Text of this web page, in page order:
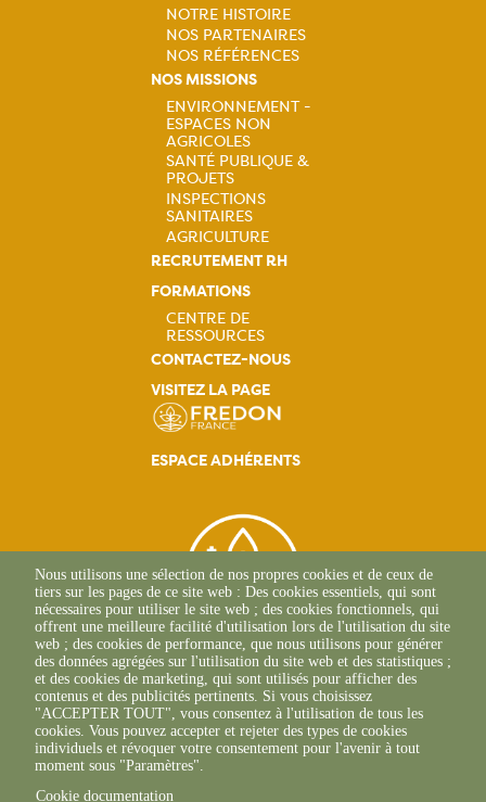
Navigation
principale
NOTRE HISTOIRE
NOS PARTENAIRES
NOS RÉFÉRENCES
NOS MISSIONS
Navigation
principale
ENVIRONNEMENT -
ESPACES NON
AGRICOLES
SANTÉ PUBLIQUE &
PROJETS
INSPECTIONS
SANITAIRES
AGRICULTURE
RECRUTEMENT RH
FORMATIONS
Navigation
principale
CENTRE DE
RESSOURCES
CONTACTEZ-NOUS
VISITEZ LA PAGE
ESPACE ADHÉRENTS
2, Esplanade Roland
Garros
51 100 REIMS
03.26.77.36.70
Nous utilisons une sélection de nos propres cookies et de ceux de
tiers sur les pages de ce site web : Des cookies essentiels, qui sont
nécessaires pour utiliser le site web ; des cookies fonctionnels, qui
offrent une meilleure facilité d'utilisation lors de l'utilisation du site
web ; des cookies de performance, que nous utilisons pour générer
des données agrégées sur l'utilisation du site web et des statistiques ;
et des cookies de marketing, qui sont utilisés pour afficher des
contenus et des publicités pertinents. Si vous choisissez
"ACCEPTER TOUT", vous consentez à l'utilisation de tous les
cookies. Vous pouvez accepter et rejeter des types de cookies
individuels et révoquer votre consentement pour l'avenir à tout
moment sous "Paramètres".
Cookie documentation